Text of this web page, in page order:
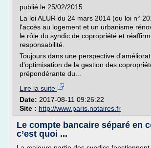
publié le 25/02/2015
La loi ALUR du 24 mars 2014 (ou loi n°
l'accès au logement et un urbanisme
le rôle du syndic de copropriété et
responsabilité.
Toujours dans une perspective
d'optimisation de la gestion des
prépondérante du...
Lire la suite
Date: 2017-08-11 09:26:22
Site : http://www.paris.notaires.fr
Le compte bancaire séparé en
c’est quoi ...